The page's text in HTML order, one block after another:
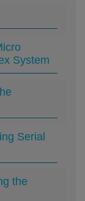
System
Serial
the